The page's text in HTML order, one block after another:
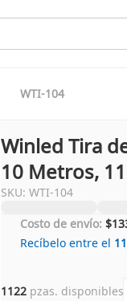
WTI-104
Winled Tira
10 Metros,
SKU: WTI-104
Costo de envío:
Recíbelo entre el 11
1122 pzas. disponibles